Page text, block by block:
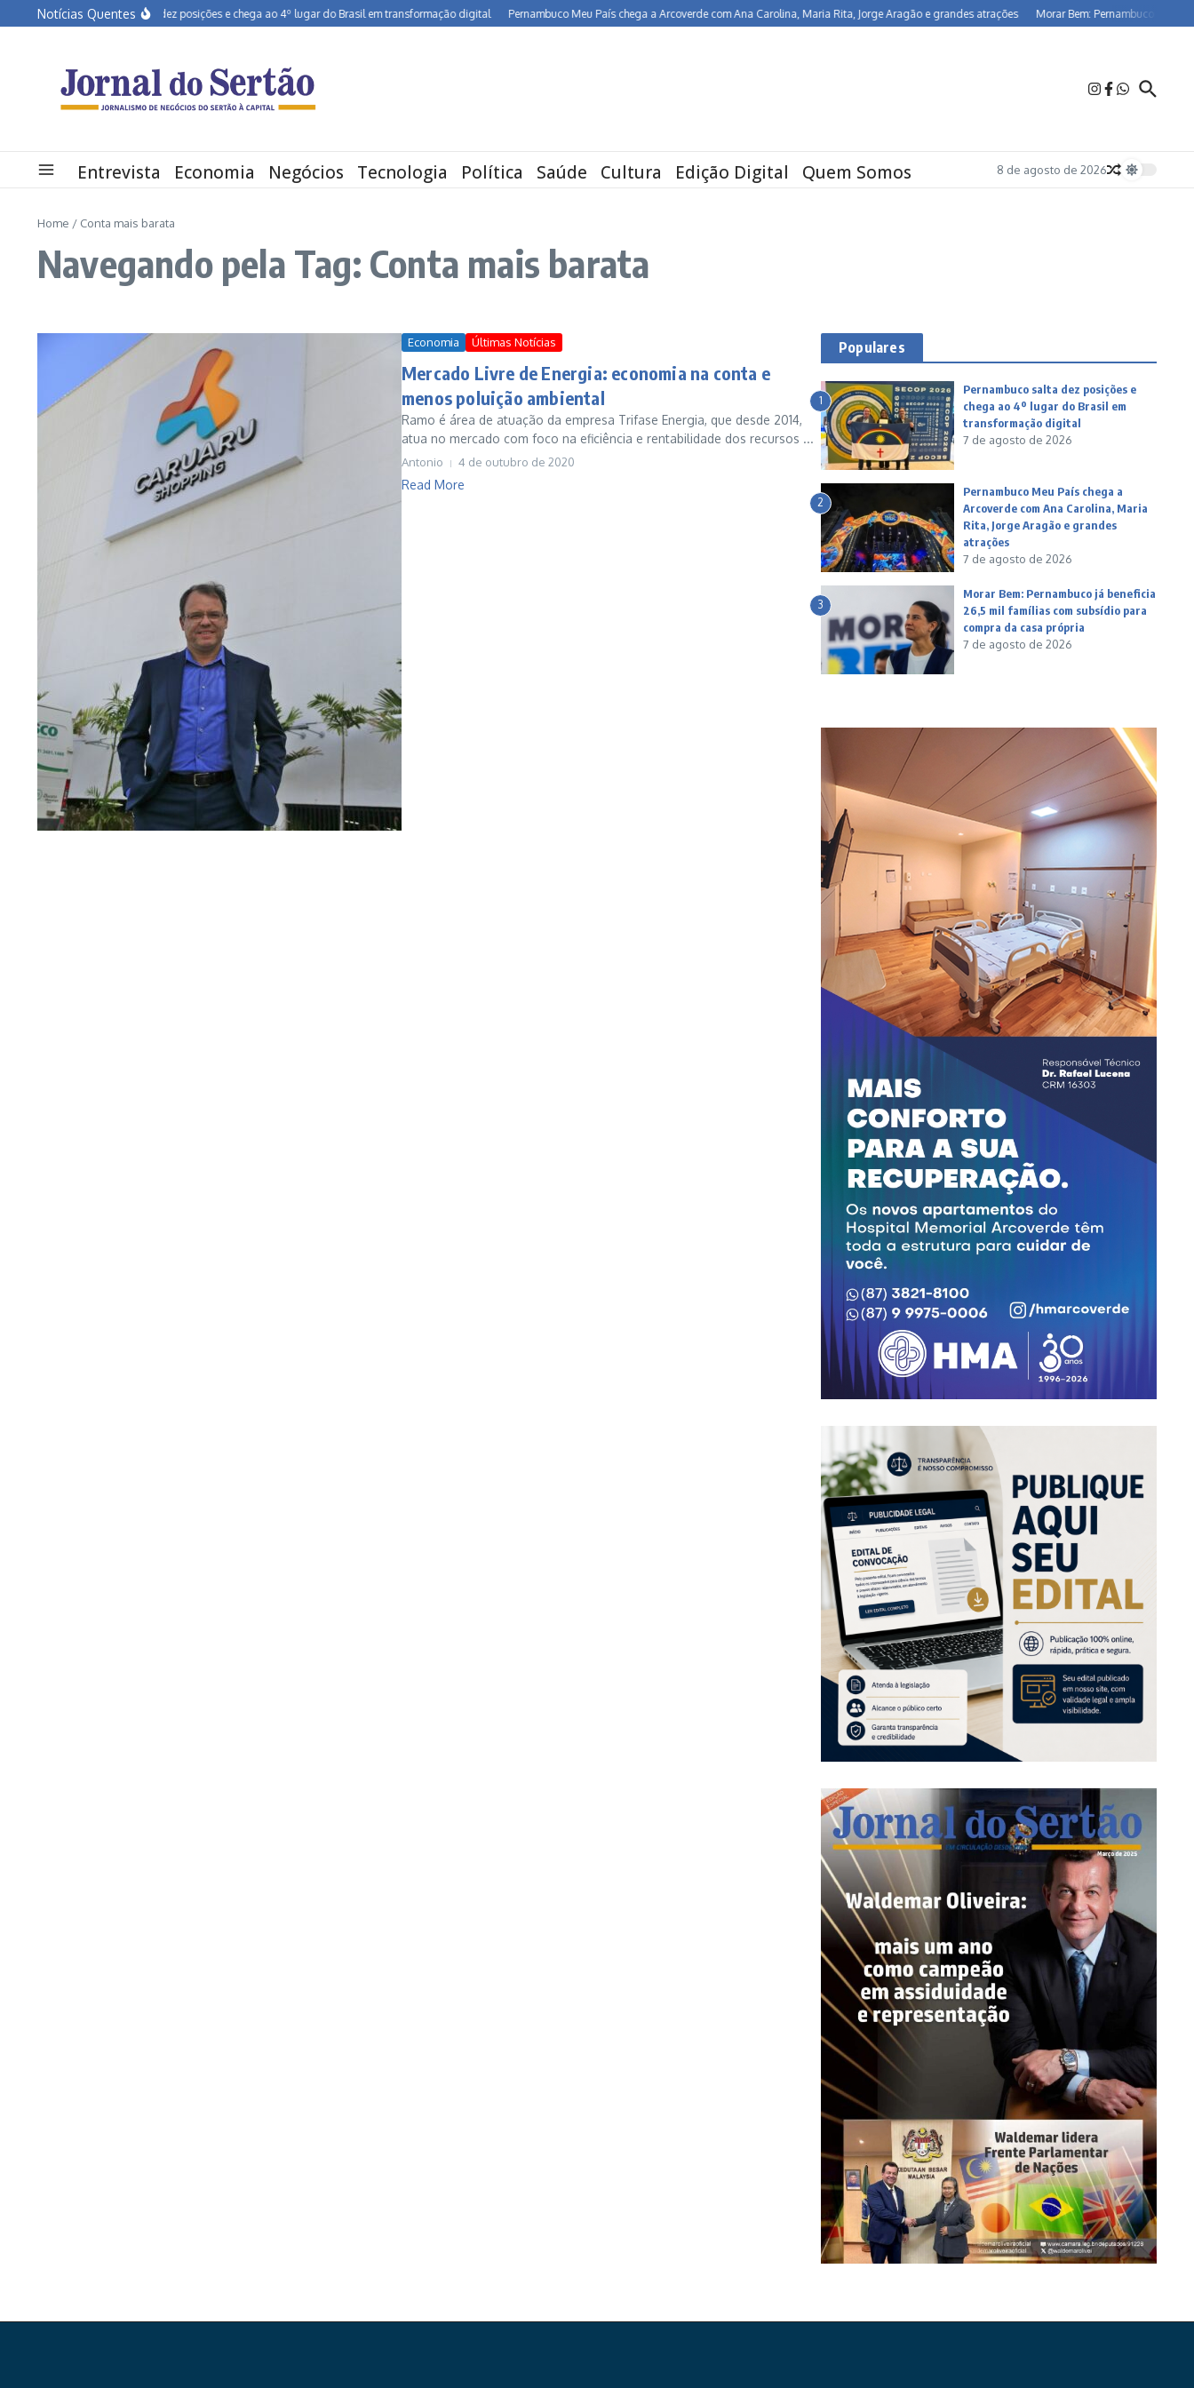
Ir para o conteúdo
Notícias Quentes
Pernambuco salta dez posições e chega ao 4º lugar do Brasil em transformação digital Pernambuco Meu País chega a Arcoverde com Ana Carolina, Maria Rita, Jorge Aragão e grandes atrações Morar Bem: Pernambuco já
Entrevista Economia Negócios Tecnologia Política Saúde Cultura Edição Digital Quem Somos 8 de agosto de 2026
Home / Conta mais barata
Navegando pela Tag: Conta mais barata
Economia Últimas Notícias
Mercado Livre de Energia: economia na conta e
menos poluição ambiental
Ramo é área de atuação da empresa Trifase Energia, que desde 2014,
atua no mercado com foco na eficiência e rentabilidade dos recursos ...
Antonio 4 de outubro de 2020
Read More
Populares
1
Pernambuco salta dez posições e
chega ao 4º lugar do Brasil em
transformação digital
7 de agosto de 2026
2
Pernambuco Meu País chega a
Arcoverde com Ana Carolina, Maria
Rita, Jorge Aragão e grandes
atrações
7 de agosto de 2026
3
Morar Bem: Pernambuco já beneficia
26,5 mil famílias com subsídio para
compra da casa própria
7 de agosto de 2026